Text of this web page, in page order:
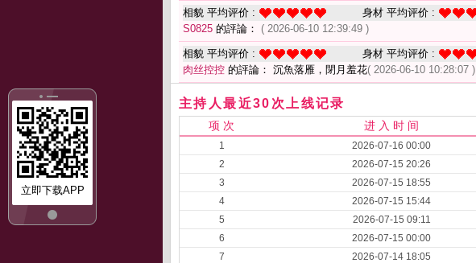
立即下载APP
相貌 平均评价 : 身材 平均评价 :
S0825 的評論： ( 2026-06-10 12:39:49 )
相貌 平均评价 : 身材 平均评价 :
肉丝控控 的評論： 沉魚落雁，閉月羞花( 2026-06-10 10:28:07 )
主持人最近30次上线记录
项 次 进 入 时 间
1 2026-07-16 00:00
2
2026-07-15 20:26
3
2026-07-15 18:55
4
2026-07-15 15:44
5
2026-07-15 09:11
6
2026-07-15 00:00
7
2026-07-14 18:05